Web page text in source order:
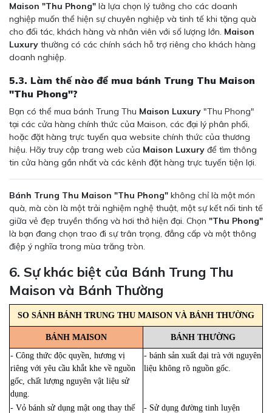
Maison "Thu Phong" là lựa chọn lý tưởng cho các doanh
nghiệp muốn thể hiện sự chuyên nghiệp và tinh tế khi tặng quà
cho đối tác, khách hàng và nhân viên với số lượng lớn. Maison
Luxury thường có các chính sách hỗ trợ riêng cho khách hàng
doanh nghiệp.
5.3. Làm thế nào để mua bánh Trung Thu Maison
"Thu Phong"?
Bạn có thể mua bánh Trung Thu Maison Luxury "Thu Phong"
tại các cửa hàng chính thức của Maison, các đại lý phân phối,
hoặc đặt hàng trực tuyến qua website chính thức của thương
hiệu. Hãy truy cập trang web của Maison Luxury để tìm thông
tin cửa hàng gần nhất và các kênh đặt hàng trực tuyến tiện lợi.
Bánh Trung Thu Maison "Thu Phong" không chỉ là một món
quà, mà còn là một trải nghiệm nghệ thuật, một sự kết nối tinh tế
giữa vẻ đẹp truyền thống và hơi thở hiện đại. Chọn "Thu Phong"
là bạn đang chọn trao đi sự trân trọng, đẳng cấp và một thông
điệp ý nghĩa trong mùa trăng tròn.
6. Sự khác biệt của Bánh Trung Thu
Maison và Bánh Thường
SO SÁNH BÁNH TRUNG THU MAISON VÀ BÁNH THƯỜNG
BÁNH MAISON
BÁNH THƯỜNG
- Công thức độc quyền, hương vị
riêng với yêu cầu khắt khe về nguồn
gốc, chất lượng nguyên vật liệu sử
dụng.
- bánh sản xuất đại trà với nguyên
liệu không rõ nguồn gốc.
- Vỏ bánh sử dụng mật ong thay thế
- Sử dụng đường tinh luyện